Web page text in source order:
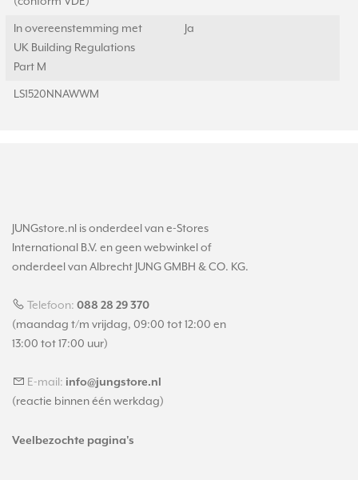
In overeenstemming met
UK Building Regulations
Part M
Ja
LS1520NNAWWM
JUNGstore.nl is onderdeel van e-Stores
International B.V. en geen webwinkel of
onderdeel van Albrecht JUNG GMBH & CO. KG.
Telefoon: 088 28 29 370
(maandag t/m vrijdag, 09:00 tot 12:00 en
13:00 tot 17:00 uur)
E-mail: info@jungstore.nl
(reactie binnen één werkdag)
Veelbezochte pagina's